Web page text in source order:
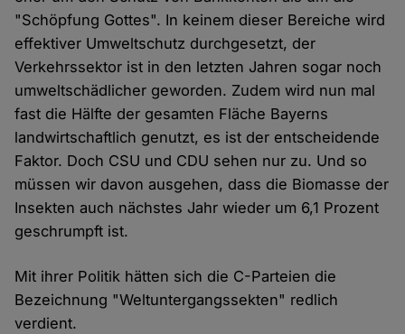
"Schöpfung Gottes". In keinem dieser Bereiche wird
effektiver Umweltschutz durchgesetzt, der
Verkehrssektor ist in den letzten Jahren sogar noch
umweltschädlicher geworden. Zudem wird nun mal
fast die Hälfte der gesamten Fläche Bayerns
landwirtschaftlich genutzt, es ist der entscheidende
Faktor. Doch CSU und CDU sehen nur zu. Und so
müssen wir davon ausgehen, dass die Biomasse der
Insekten auch nächstes Jahr wieder um 6,1 Prozent
geschrumpft ist.
Mit ihrer Politik hätten sich die C-Parteien die
Bezeichnung "Weltuntergangssekten" redlich
verdient.